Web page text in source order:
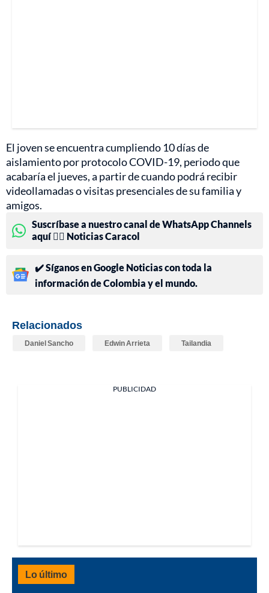
El joven se encuentra cumpliendo 10 días de
aislamiento por protocolo COVID-19, periodo que
acabaría el jueves, a partir de cuando podrá recibir
videollamadas o visitas presenciales de su familia y
amigos.
Suscríbase a nuestro canal de WhatsApp Channels
aquí 👉🏻 Noticias Caracol
✔️ Síganos en Google Noticias con toda la
información de Colombia y el mundo.
Relacionados
Daniel Sancho Edwin Arrieta Tailandia
PUBLICIDAD
Lo último